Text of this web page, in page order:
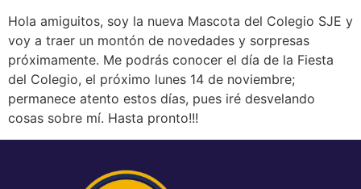
Hola amiguitos, soy la nueva Mascota del Colegio SJE y
voy a traer un montón de novedades y sorpresas
próximamente. Me podrás conocer el día de la Fiesta
del Colegio, el próximo lunes 14 de noviembre;
permanece atento estos días, pues iré desvelando
cosas sobre mí. Hasta pronto!!!